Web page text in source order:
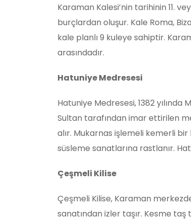
Karaman Kalesi’nin tarihinin 11.
burçlardan oluşur. Kale Roma,
kale planlı 9 kuleye sahiptir.
arasındadır.
Hatuniye Medresesi
Hatuniye Medresesi, 1382 yılında
Sultan tarafından imar ettirilen
alır. Mukarnas işlemeli kemerli
süsleme sanatlarına rastlanır.
Çeşmeli Kilise
Çeşmeli Kilise, Karaman
sanatından izler taşır. Kesme taş